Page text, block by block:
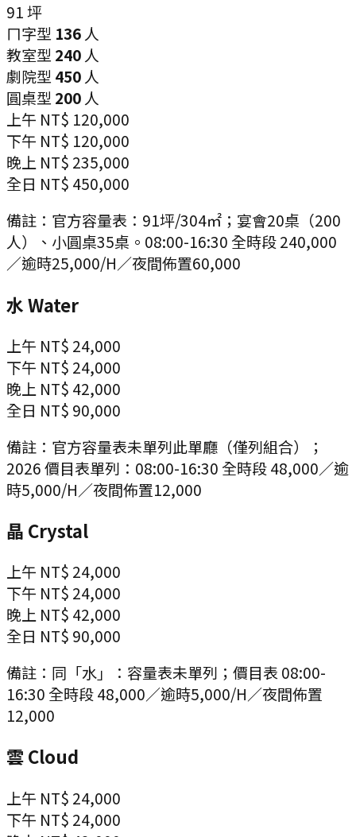
91坪
ㄇ字型 136 人
教室型 240 人
劇院型 450 人
圓桌型 200 人
上午 NT$ 120,000
下午 NT$ 120,000
晚上 NT$ 235,000
全日 NT$ 450,000
備註： 官方容量表：91坪/304㎡；宴會20桌（200
人）、小圓桌35桌。08:00-16:30 全時段 240,000
／逾時25,000/H／夜間佈置60,000
水 Water
上午 NT$ 24,000
下午 NT$ 24,000
晚上 NT$ 42,000
全日 NT$ 90,000
備註： 官方容量表未單列此單廳（僅列組合）；
2026 價目表單列：08:00-16:30 全時段 48,000／逾
時5,000/H／夜間佈置12,000
晶 Crystal
上午 NT$ 24,000
下午 NT$ 24,000
晚上 NT$ 42,000
全日 NT$ 90,000
備註： 同「水」：容量表未單列；價目表 08:00-
16:30 全時段 48,000／逾時5,000/H／夜間佈置
12,000
雲 Cloud
上午 NT$ 24,000
下午 NT$ 24,000